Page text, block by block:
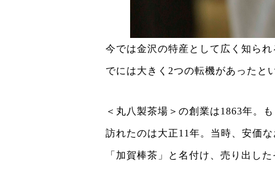
今では金沢の特産として広く知ら
でには大きく2つの転機があったと
＜丸八製茶場＞の創業は1863年。
訪れたのは大正11年。当時、安価
「加賀棒茶」と名付け、売り出し